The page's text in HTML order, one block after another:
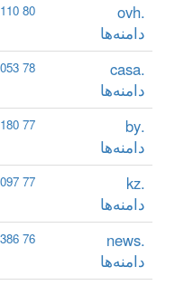
.ovh
دامنه‌ها
80 110
.casa
دامنه‌ها
78 053
.by
دامنه‌ها
77 180
.kz
دامنه‌ها
77 097
.news
دامنه‌ها
76 386